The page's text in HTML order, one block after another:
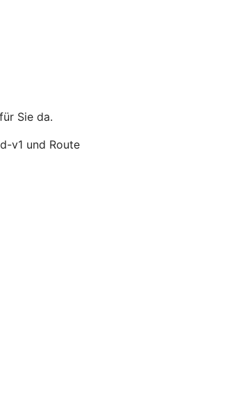
Sie da.
v1 und Route